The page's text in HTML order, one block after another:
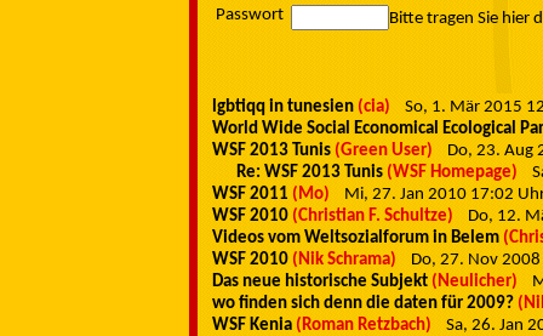
Passwort Bitte tragen Sie hier
lgbtiqq in tunesien (cia)
So, 1. Mär 2015
World Wide Social Economical Ecological
WSF 2013 Tunis (Green User)
Do, 23.
Re: WSF 2013 Tunis (WSF Homepage)
WSF 2011 (Mo)
Mi, 27. Jan 2010 17:02
WSF 2010 (Christian F. Schultze)
Do, 12.
Videos vom Weltsozialforum in Belem
WSF 2010 (Nik Schrama)
Do, 27. Nov
Das neue historische Subjekt (Neulicher)
wo finden sich denn die daten für 2009?
WSF Kenia (Roman Retzbach)
Sa, 26. Jan